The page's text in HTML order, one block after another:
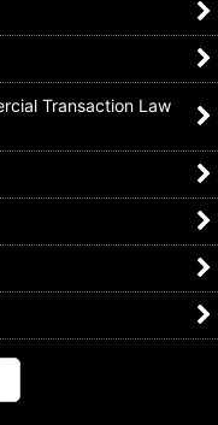
Transaction Law